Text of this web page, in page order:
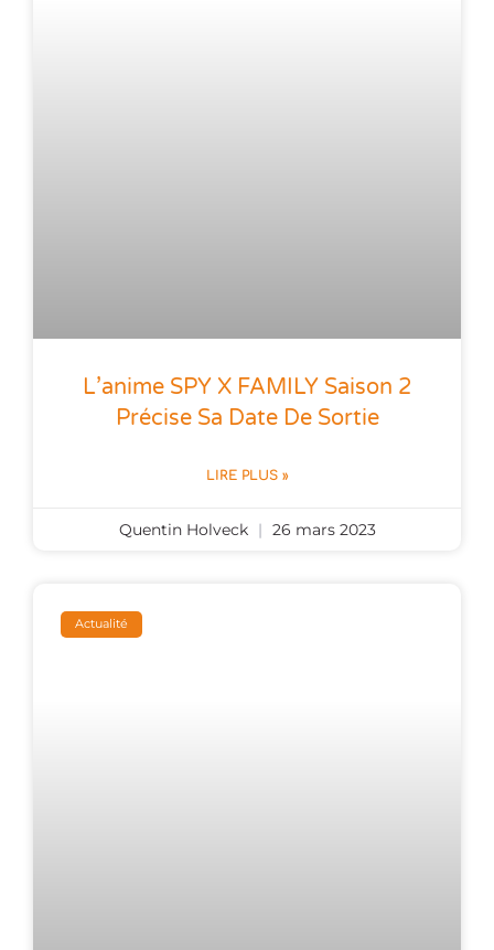
L’anime SPY X FAMILY Saison 2
Précise Sa Date De Sortie
LIRE PLUS »
Quentin Holveck 26 mars 2023
Actualité